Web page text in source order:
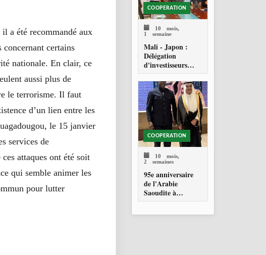
a été recommandé aux
concernant certains
nationale. En clair, ce
aussi plus de
le terrorisme. Il faut
d’un lien entre les
le 15 janvier
services de
attaques ont été soit
qui semble animer les
pour lutter
COOPERATION
10 mois,
1 semaine
Mali - Japon :
Délégation
d'investisseurs
japonais en quête
d'opportunités
COOPERATION
10 mois,
2 semaines
95e anniversaire
de l'Arabie
Saoudite à
Bamako : un pont